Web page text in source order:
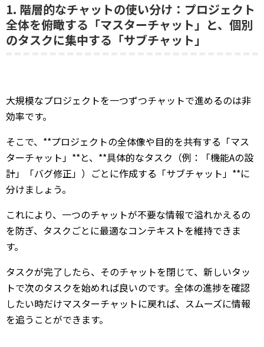
1. 階層的なチャットの使い分け：プロジェクト
全体を俯瞰する「マスターチャット」と、個別
のタスクに集中する「サブチャット」
大規模なプロジェクトを一つずつチャットで進めるのは非
効率です。
そこで、**プロジェクトの全体像や目的を共有する「マス
ターチャット」**と、**具体的なタスク（例：「機能Aの設
計」「バグ修正」）ごとに作成する「サブチャット」**に
分けましょう。
これにより、一つのチャットが不要な情報で溢れかえるの
を防ぎ、タスクごとに最適なコンテキストを維持できま
す。
タスクが完了したら、そのチャットを閉じて、新しいタッ
トで次のタスクを始めれば良いのです。全体の進捗を確認
したい時だけマスターチャットに戻れば、スムーズに情報
を追うことができます。